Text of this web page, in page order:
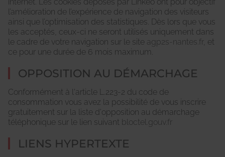
l’amélioration de l’expérience de navigation des visiteurs
ainsi que l’optimisation des statistiques. Dès lors que vous
les acceptés, ceux-ci ne seront utilisés uniquement dans
le cadre de votre navigation sur le site agp2s-nantes.fr, et
ce pour une durée de 6 mois maximum.
OPPOSITION AU DÉMARCHAGE
Conformément à l'article L.223-2 du code de
consommation vous avez la possibilité de vous inscrire
gratuitement sur la liste d'opposition au démarchage
téléphonique sur le lien suivant bloctel.gouv.fr
LIENS HYPERTEXTE